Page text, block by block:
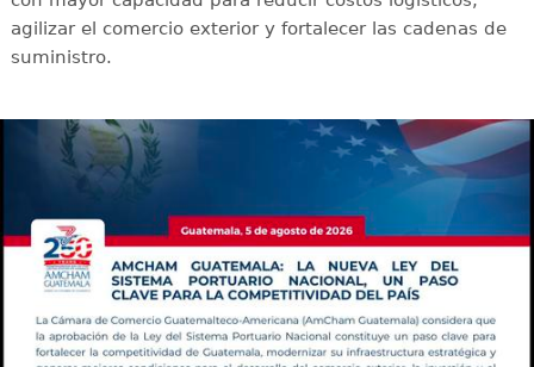
agilizar el comercio exterior y fortalecer las cadenas de
suministro.